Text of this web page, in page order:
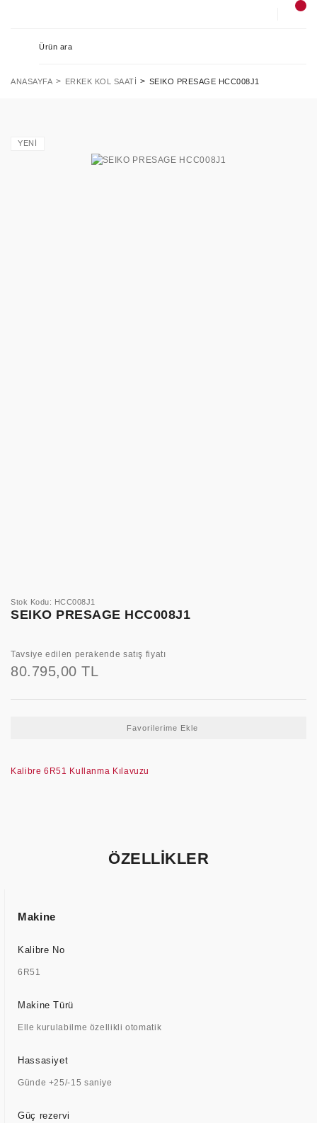
ANASAYFA ERKEK KOL SAATI SEIKO PRESAGE HCC008J1
YENİ
Stok Kodu: HCC008J1
SEIKO PRESAGE HCC008J1
Tavsiye edilen perakende satış fiyatı
80.795,00 TL
Kalibre 6R51 Kullanma Kılavuzu
ÖZELLİKLER
Makine
Kalibre No
6R51
Makine Türü
Elle kurulabilme özellikli otomatik
Hassasiyet
Günde +25/-15 saniye
Güç rezervi